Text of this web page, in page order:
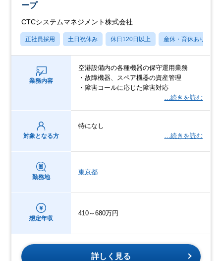
ープ
CTCシステムマネジメント株式会社
正社員採用 土日祝休み 休日120日以上 産休・育休あり
業務内容
空港設備内の各種機器の保守運用業務
・故障機器、スペア機器の資産管理
・障害コールに応じた障害対応
…続きを読む
対象となる方
特になし
…続きを読む
勤務地
東京都
想定年収
410～680万円
詳しく見る